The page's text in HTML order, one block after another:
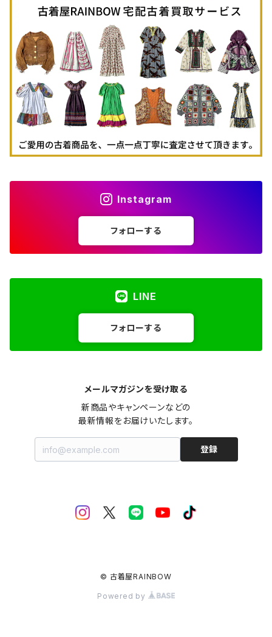
古着パーカー
古着タンクトップ
Instagram
フォローする
LINE
フォローする
メールマガジンを受け取る
新商品やキャンペーンなどの
最新情報をお届けいたします。
登録
© 古着屋RAINBOW
Powered by